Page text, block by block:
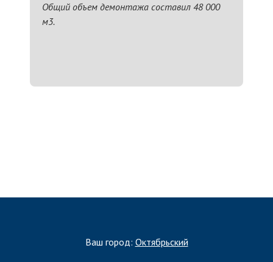
Общий объем демонтажа составил 48 000
м3.
Ваш город: Октябрьский